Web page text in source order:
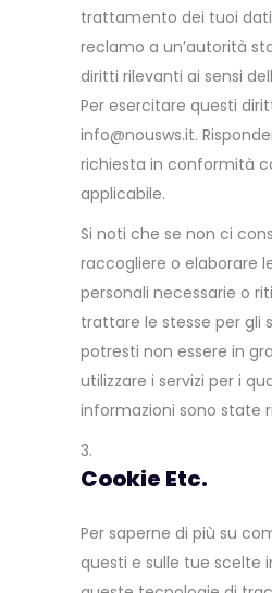
trattamento dei tuoi
reclamo a un’autorità
diritti rilevanti ai sensi
Per esercitare questi
info@nousws.it.
richiesta in conformità
applicabile.
Si noti che se non ci
raccogliere o elaborare
personali necessarie o
trattare le stesse per gli
potresti non essere in
utilizzare i servizi per i
informazioni sono state
Cookie Etc.
Per saperne di più su
questi e sulle tue scelte